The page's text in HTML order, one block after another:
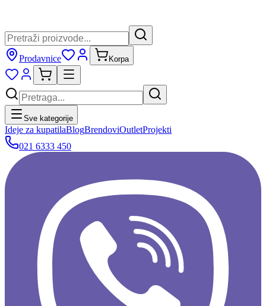
Prodavnice Korpa
Sve kategorije
Ideje za kupatilaBlogBrendoviOutletProjekti
021 6333 450